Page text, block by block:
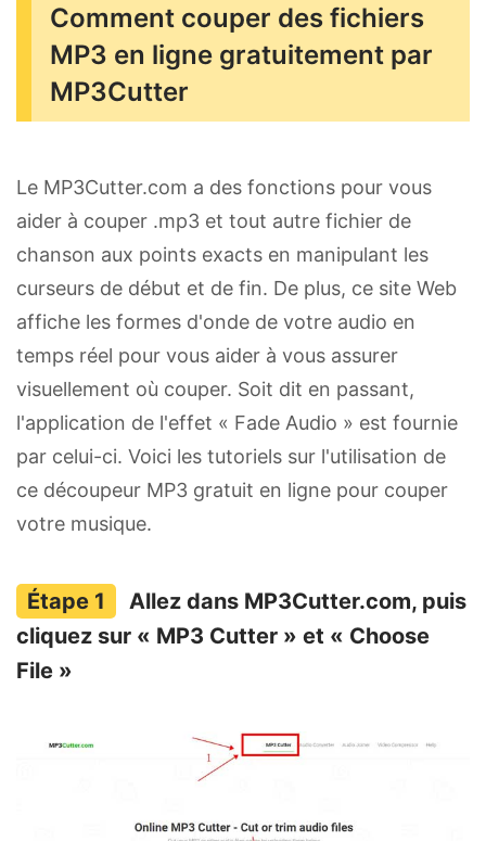
Comment couper des fichiers
MP3 en ligne gratuitement par
MP3Cutter
Le MP3Cutter.com a des fonctions pour vous
aider à couper .mp3 et tout autre fichier de
chanson aux points exacts en manipulant les
curseurs de début et de fin. De plus, ce site Web
affiche les formes d'onde de votre audio en
temps réel pour vous aider à vous assurer
visuellement où couper. Soit dit en passant,
l'application de l'effet « Fade Audio » est fournie
par celui-ci. Voici les tutoriels sur l'utilisation de
ce découpeur MP3 gratuit en ligne pour couper
votre musique.
Allez dans MP3Cutter.com, puis
cliquez sur « MP3 Cutter » et « Choose
File »